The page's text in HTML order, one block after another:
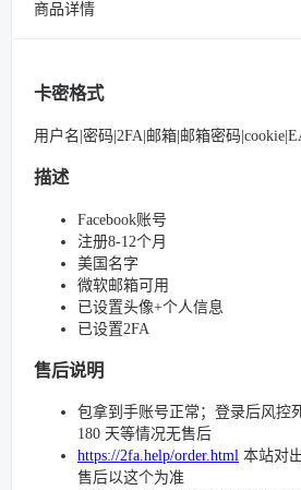
商品详情
卡密格式
用户名|密码|2FA|邮箱|邮箱密码
描述
Facebook账号
注册8-12个月
美国名字
微软邮箱可用
已设置头像+个人信息
已设置2FA
售后说明
包拿到手账号正常；登录后风控
180 天等情况无售后
https://2fa.help/order.html 本站对
售后以这个为准